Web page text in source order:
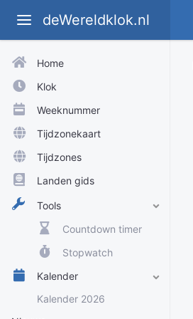
deWereldklok.nl
Home
Klok
Weeknummer
Tijdzonekaart
Tijdzones
Landen gids
Tools
Countdown timer
Stopwatch
Kalender
Kalender 2026